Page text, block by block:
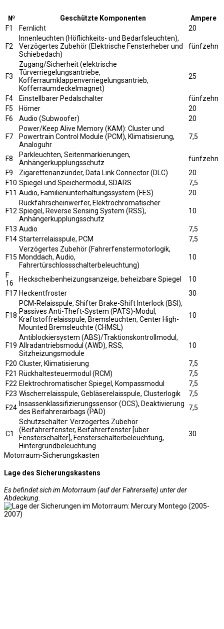
№ Geschützte Komponenten
Ampere
F1
Fernlicht 20
F2
Innenleuchten (Höflichkeits- und Bedarfsleuchten),
Verzögertes Zubehör (Elektrische Fensterheber und
Schiebedach)
fünfzehn
F3
Zugang/Sicherheit (elektrische
Türverriegelungsantriebe,
Kofferraumklappenverriegelungsantrieb,
Kofferraumdeckelmagnet)
25
F4 Einstellbarer Pedalschalter
fünfzehn
F5
Hörner
20
F6
Audio (Subwoofer) 20
F7
Power/Keep Alive Memory (KAM): Cluster und
Powertrain Control Module (PCM), Klimatisierung,
Analoguhr
7,5
F8
Parkleuchten, Seitenmarkierungen,
Anhängerkupplungsschutz
fünfzehn
F9
Zigarettenanzünder, Data Link Connector (DLC)
20
F10 Spiegel und Speichermodul, SDARS
7,5
F11 Audio, Familienunterhaltungssystem (FES) 20
F12
Rückfahrscheinwerfer, Elektrochromatischer
Spiegel, Reverse Sensing System (RSS),
Anhängerkupplungsschutz
10
F13 Audio
7,5
F14 Starterrelaisspule, PCM 7,5
F15
Verzögertes Zubehör (Fahrerfenstermotorlogik,
Monddach, Audio,
Fahrertürschlossschalterbeleuchtung)
10
F
16
Heckscheibenheizungsanzeige, beheizbare Spiegel
10
F17 Heckentfroster 30
F18
PCM-Relaisspule, Shifter Brake-Shift Interlock (BSI),
Passives Anti-Theft-System (PATS)-Modul,
Kraftstoffrelaisspule, Bremsleuchten, Center High-
Mounted Bremsleuchte (CHMSL)
10
F19
Antiblockiersystem (ABS)/Traktionskontrollmodul,
Allradantriebsmodul (AWD), RSS,
Sitzheizungsmodule
10
F20 Cluster, Klimatisierung
7,5
F21 Rückhaltesteuermodul (RCM)
7,5
F22 Elektrochromatischer Spiegel, Kompassmodul
7,5
F23 Wischerrelaisspule, Gebläserelaisspule, Clusterlogik
7,5
F24 Insassenklassifizierungssensor (OCS), Deaktivierung
des Beifahrerairbags (PAD)
7,5
C1
Schutzschalter: Verzögertes Zubehör
(Beifahrerfenster, Beifahrerfenster [über
Fensterschalter], Fensterschalterbeleuchtung,
Hintergrundbeleuchtung
30
Motorraum-Sicherungskasten
Lage des Sicherungskastens
Es befindet sich im Motorraum (auf der Fahrerseite) unter der
Abdeckung.